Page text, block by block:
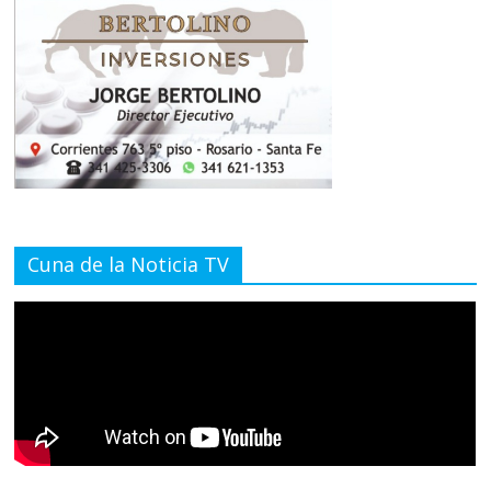
Cuna de la Noticia TV